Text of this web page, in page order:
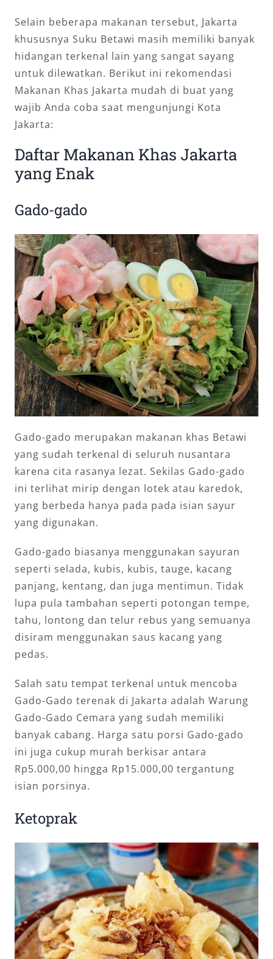
Selain beberapa makanan tersebut, Jakarta
khususnya Suku Betawi masih memiliki banyak
hidangan terkenal lain yang sangat sayang
untuk dilewatkan. Berikut ini rekomendasi
Makanan Khas Jakarta mudah di buat yang
wajib Anda coba saat mengunjungi Kota
Jakarta:
Daftar Makanan Khas Jakarta
yang Enak
Gado-gado
Gado-gado merupakan makanan khas Betawi
yang sudah terkenal di seluruh nusantara
karena cita rasanya lezat. Sekilas Gado-gado
ini terlihat mirip dengan lotek atau karedok,
yang berbeda hanya pada pada isian sayur
yang digunakan.
Gado-gado biasanya menggunakan sayuran
seperti selada, kubis, kubis, tauge, kacang
panjang, kentang, dan juga mentimun. Tidak
lupa pula tambahan seperti potongan tempe,
tahu, lontong dan telur rebus yang semuanya
disiram menggunakan saus kacang yang
pedas.
Salah satu tempat terkenal untuk mencoba
Gado-Gado terenak di Jakarta adalah Warung
Gado-Gado Cemara yang sudah memiliki
banyak cabang. Harga satu porsi Gado-gado
ini juga cukup murah berkisar antara
Rp5.000,00 hingga Rp15.000,00 tergantung
isian porsinya.
Ketoprak